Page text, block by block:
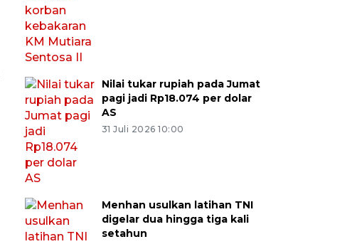
Nilai tukar rupiah pada Jumat
pagi jadi Rp18.074 per dolar
AS
31 Juli 2026 10:00
Menhan usulkan latihan TNI
digelar dua hingga tiga kali
setahun